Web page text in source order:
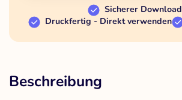
Sicherer Download
Druckfertig - Direkt verwenden
Beschreibung